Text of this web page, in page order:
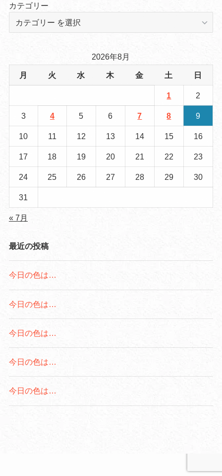
カテゴリー
2026年8月
月 火 水 木 金 土 日
1 2
3 4 5 6 7 8 9
10 11 12 13 14 15 16
17 18 19 20 21 22 23
24 25 26 27 28 29 30
31
« 7月
最近の投稿
今日の色は…
今日の色は…
今日の色は…
今日の色は…
今日の色は…